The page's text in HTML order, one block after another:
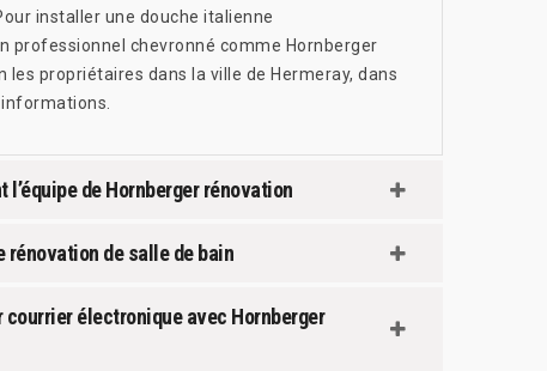
installer une douche italienne
professionnel chevronné comme Hornberger
propriétaires dans la ville de Hermeray, dans
de Hornberger rénovation
rénovation de salle de bain
électronique avec Hornberger